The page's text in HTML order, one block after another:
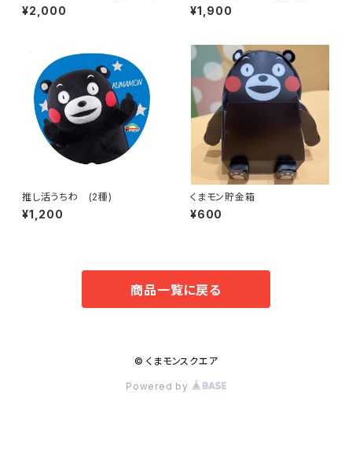
¥2,000 ¥1,900
推し活うちわ (2種)
¥1,200
くまモン貯金箱
¥600
商品一覧に戻る
© くまモンスクエア
Powered by